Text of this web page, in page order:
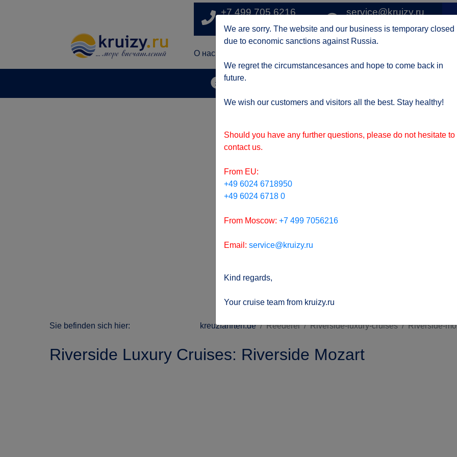
+7 499 705 6216
по Москве
service@kruizy.ru
Отправить запрос
О нас
Актуальная информация о короне вирусе
Sie befinden sich hier: kreuzfahrten.de Reederei Riverside-luxury-cruises Riverside-
Riverside Luxury Cruises: Riverside Mozart
We are sorry. The website and our business is temporary closed
due to economic sanctions against Russia.
We regret the circumstancesances and hope to come back in
future.
We wish our customers and visitors all the best. Stay healthy!
Should you have any further questions, please do not hesitate to
contact us.
From EU:
+49 6024 6718950
+49 6024 6718 0
From Moscow: +7 499 7056216
Email: service@kruizy.ru
Kind regards,
Your cruise team from kruizy.ru